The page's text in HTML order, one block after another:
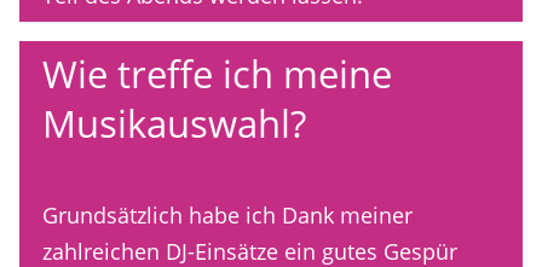
Wie treffe ich meine
Musikauswahl?
Grundsätzlich habe ich Dank meiner
zahlreichen DJ-Einsätze ein gutes Gespür